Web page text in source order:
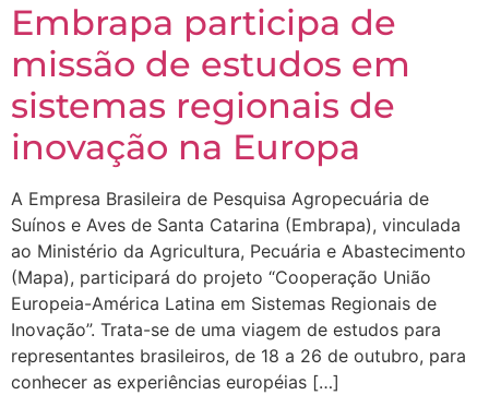
Embrapa participa de
missão de estudos em
sistemas regionais de
inovação na Europa
A Empresa Brasileira de Pesquisa Agropecuária de
Suínos e Aves de Santa Catarina (Embrapa), vinculada
ao Ministério da Agricultura, Pecuária e Abastecimento
(Mapa), participará do projeto “Cooperação União
Europeia-América Latina em Sistemas Regionais de
Inovação”. Trata-se de uma viagem de estudos para
representantes brasileiros, de 18 a 26 de outubro, para
conhecer as experiências européias […]